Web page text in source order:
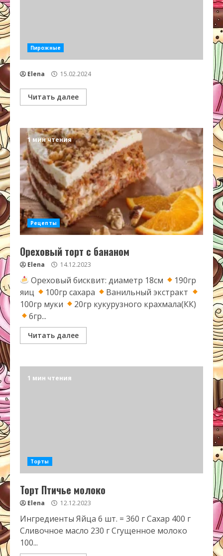
Пирожные
Elena 15.02.2024
Читать далее
1 мин чтения
Рецепты
Ореховый торт с бананом
Elena 14.12.2023
Ореховый бисквит: диаметр 18см
190гр
яиц
100гр сахара
Ванильный экстракт
100гр муки
20гр кукурузного крахмала(КК)
6гр...
Читать далее
1 мин чтения
Торты
Торт Птичье молоко
Elena 12.12.2023
Ингредиенты Яйца 6 шт. = 360 г Сахар 400 г
Сливочное масло 230 г Сгущенное молоко
100...